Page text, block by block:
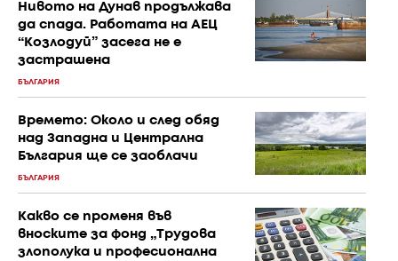
Нивото на Дунав продължава
да спада. Работата на АЕЦ
“Козлодуй” засега не е
застрашена
БЪЛГАРИЯ
Времето: Около и след обяд
над Западна и Централна
България ще се заоблачи
БЪЛГАРИЯ
Какво се променя във
вноските за фонд „Трудова
злополука и професионална